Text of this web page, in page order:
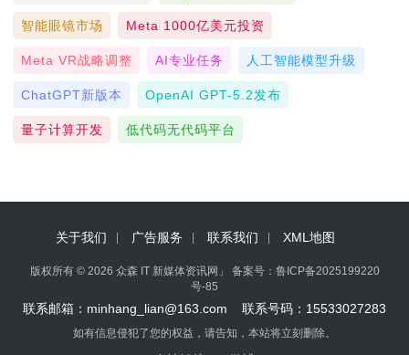
智能眼镜市场 Meta 1000亿美元投资
Meta VR战略调整 AI专业任务 人工智能模型升级
ChatGPT新版本 OpenAI GPT-5.2发布
量子计算开发 低代码无代码平台
关于我们 广告服务 联系我们 XML地图
版权所有 © 2026 众森 IT 新媒体资讯网」 备案号： 鲁ICP备2025199220
号-85
联系邮箱：minhang_lian@163.com 联系号码：15533027283
如有信息侵犯了您的权益，请告知，本站将立刻删除。